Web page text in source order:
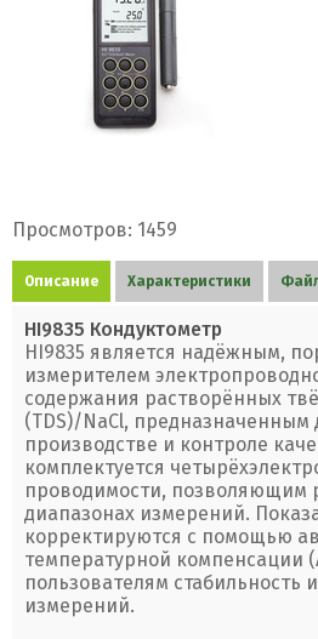
Просмотров: 1459
Описание Характеристики
HI9835 Кондуктометр
HI9835 является надёжным,
измерителем
содержания растворённых
(TDS)/NaCl, предназначенным
производстве и контроле
комплектуется
проводимости, позволяющим
диапазонах измерений.
корректируются с помощью
температурной компенсации
пользователям стабильность
измерений.